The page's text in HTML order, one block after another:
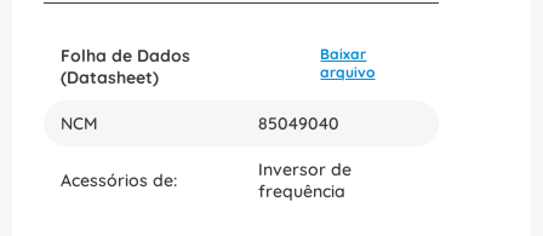
Folha de Dados
(Datasheet)
Baixar
arquivo
NCM 85049040
Acessórios de:
Inversor de
frequência